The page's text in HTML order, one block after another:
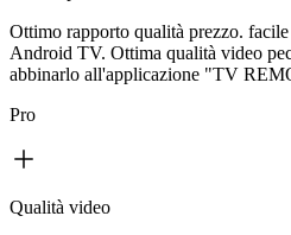
Ottimo rapporto qualità prezzo.
Android TV. Ottima qualità video
abbinarlo all'applicazione "TV
Pro
Qualità video